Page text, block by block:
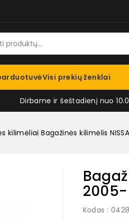
Visi prekių ženklai
Dirbame ir šeštadienį nuo
kilimėliai Bagažinės kilimėlis
2005-
Kodas :